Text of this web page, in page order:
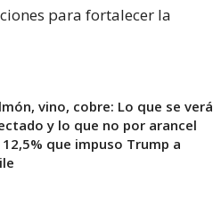
para fortalecer la
vino, cobre: Lo que se verá
y lo que no por arancel
12,5% que impuso Trump a